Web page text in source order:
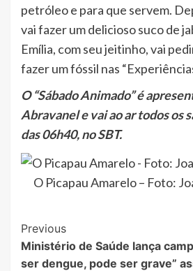
petróleo e para que servem.
vai fazer um delicioso suco de
Emília, com seu jeitinho, vai
fazer um fóssil nas
O “Sábado Animado” é
Abravanel e vai ao ar todos os
das 06h40, no SBT.
O Picapau Amarelo – Foto:
Post
Navigation
Previous
Ministério de Saúde lança
ser dengue, pode ser grave”